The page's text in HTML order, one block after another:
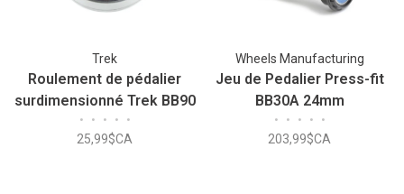
Trek
Roulement de pédalier
surdimensionné Trek BB90
Shimano V2
• • • • •
25,99$CA
Wheels Manufacturing
Jeu de Pedalier Press-fit
BB30A 24mm
• • • • •
203,99$CA